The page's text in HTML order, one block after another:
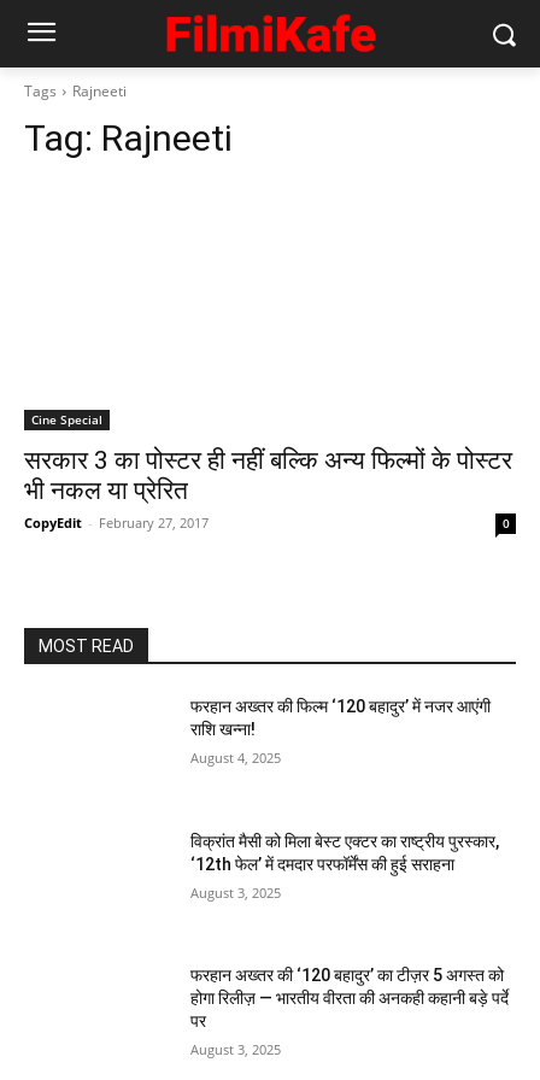
Tags Rajneeti
Tag: Rajneeti
Cine Special
सरकार 3 का पोस्‍टर ही नहीं बल्‍कि अन्‍य फिल्‍मों के पोस्‍टर
भी नकल या प्रेरित
CopyEdit - February 27, 2017 0
MOST READ
फरहान अख्तर की फिल्म ‘120 बहादुर’ में नजर आएंगी
राशि खन्ना!
August 4, 2025
विक्रांत मैसी को मिला बेस्ट एक्टर का राष्ट्रीय पुरस्कार,
‘12th फेल’ में दमदार परफॉर्मेंस की हुई सराहना
August 3, 2025
फरहान अख्तर की ‘120 बहादुर’ का टीज़र 5 अगस्त को
होगा रिलीज़ — भारतीय वीरता की अनकही कहानी बड़े पर्दे
पर
August 3, 2025